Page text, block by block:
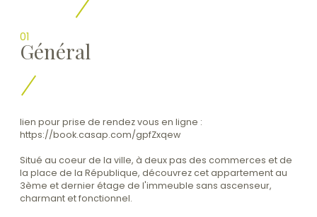
01
Général
lien pour prise de rendez vous en ligne :
https://book.casap.com/gpfZxqew
Situé au coeur de la ville, à deux pas des commerces et de
la place de la République, découvrez cet appartement au
3ème et dernier étage de l'immeuble sans ascenseur,
charmant et fonctionnel.